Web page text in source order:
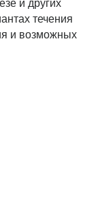
течения
и возможных